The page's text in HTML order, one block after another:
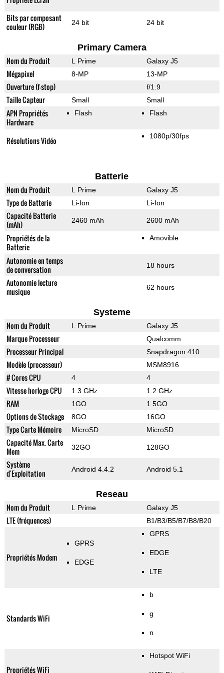
Bits par composant
couleur (RGB)
24 bit 24 bit
Primary Camera
Nom du Produit L Prime Galaxy J5
Mégapixel 8-MP 13-MP
Ouverture (f-stop) f/1.9
Taille Capteur Small Small
APN Propriétés
Hardware
Flash Flash
Résolutions Vidéo 1080p/30fps
Batterie
Nom du Produit L Prime Galaxy J5
Type de Batterie Li-Ion Li-Ion
Capacité Batterie
(mAh)
2460 mAh 2600 mAh
Propriétés de la
Batterie
Amovible
Autonomie en temps
de conversation
18 hours
Autonomie lecture
musique
62 hours
Systeme
Nom du Produit L Prime Galaxy J5
Marque Processeur Qualcomm
Processeur Principal Snapdragon 410
Modèle (processeur) MSM8916
# Cores CPU 4 4
Vitesse horloge CPU 1.3 GHz 1.2 GHz
RAM 1GO 1.5GO
Options de Stockage 8GO 16GO
Type Carte Mémoire MicroSD MicroSD
Capacité Max. Carte
Mem
32GO 128GO
Système
d'Exploitation
Android 4.4.2 Android 5.1
Reseau
Nom du Produit L Prime Galaxy J5
LTE (fréquences) B1/B3/B5/B7/B8/B20
Propriétés Modem
GPRS
EDGE
GPRS
EDGE
LTE
Standards WiFi
b
g
n
Propriétés WiFi
Hotspot WiFi